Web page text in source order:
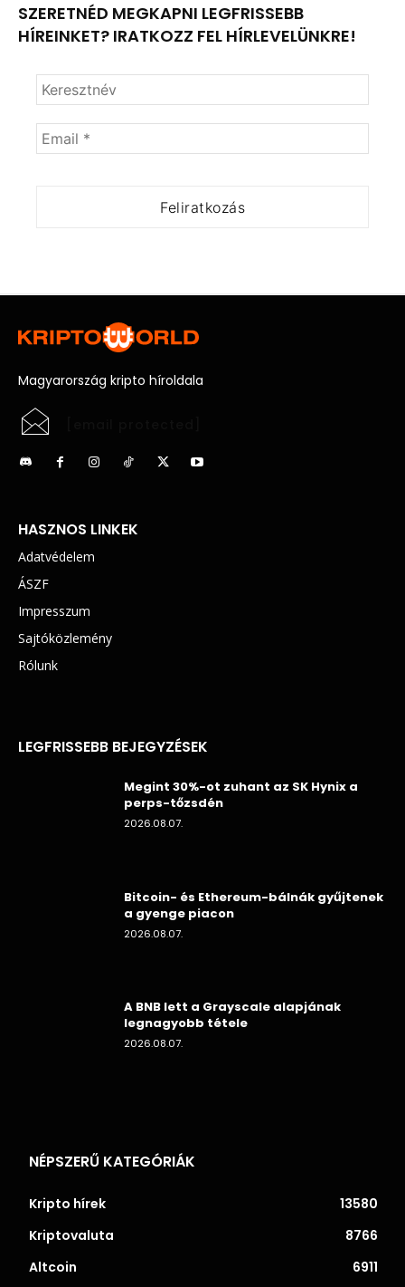
SZERETNÉD MEGKAPNI LEGFRISSEBB
HÍREINKET? IRATKOZZ FEL HÍRLEVELÜNKRE!
Magyarország kripto híroldala
HASZNOS LINKEK
Adatvédelem
ÁSZF
Impresszum
Sajtóközlemény
Rólunk
LEGFRISSEBB BEJEGYZÉSEK
Megint 30%-ot zuhant az SK Hynix a
perps-tőzsdén
2026.08.07.
Bitcoin- és Ethereum-bálnák gyűjtenek
a gyenge piacon
2026.08.07.
A BNB lett a Grayscale alapjának
legnagyobb tétele
2026.08.07.
NÉPSZERŰ KATEGÓRIÁK
Kripto hírek
13580
Kriptovaluta
8766
Altcoin
6911